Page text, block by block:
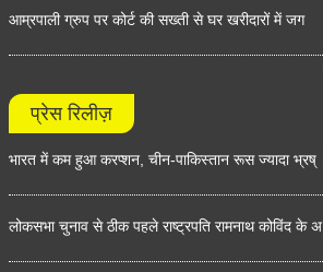
आम्रपाली ग्रुप पर कोर्ट की सख्ती से घर खरीदारों में जग
प्रेस रिलीज़
भारत में कम हुआ करप्शन, चीन-पाकिस्तान रूस ज्यादा भ्रष्
लोकसभा चुनाव से ठीक पहले राष्ट्रपति रामनाथ कोविंद के अ